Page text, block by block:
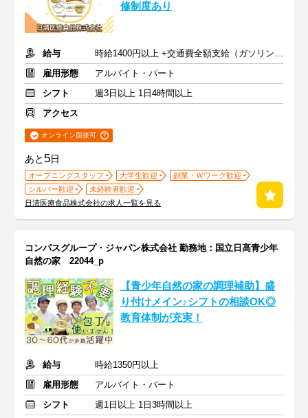
修制度あり
給与
時給1400円以上 +交通費全額支給（ガソリン代も支給）
雇用形態
アルバイト・パート
シフト
週3日以上 1日4時間以上
アクセス
オンライン面接可
あと 5日
オープニングスタッフ 大学生歓迎
副業・Ｗワーク歓迎
シルバー歓迎
未経験者歓迎
日清医療食品株式会社の求人一覧を見る
コンパスグループ・ジャパン株式会社 勤務地：国立日高青少年
自然の家 22044_p
【青少年自然の家の調理補助】盛
り付けメイン♪シフトの相談OK◎
教育体制が充実！
給与
時給1350円以上
雇用形態
アルバイト・パート
シフト
週1日以上 1日3時間以上